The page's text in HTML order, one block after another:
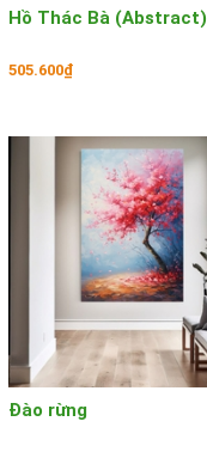
Hồ Thác Bà (Abstract)
505.600₫
Đào rừng